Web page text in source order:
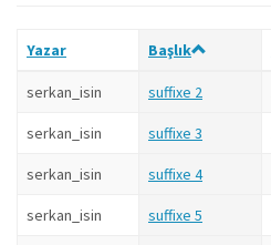
Yazar Başlık
serkan_isin suffixe 2
serkan_isin suffixe 3
serkan_isin suffixe 4
serkan_isin suffixe 5